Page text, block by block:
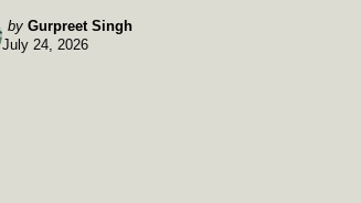
Posted
by
by Gurpreet Singh
July 24, 2026